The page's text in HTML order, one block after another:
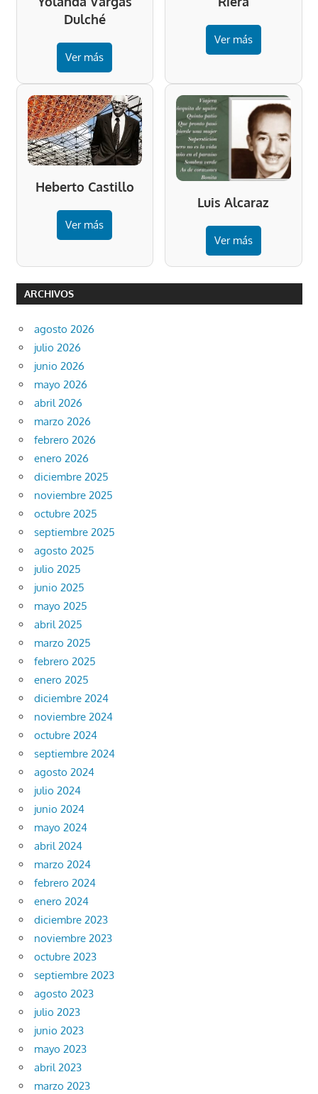
Dulché
Ver más
Ver más
Heberto Castillo
Ver más
Luis Alcaraz
Ver más
ARCHIVOS
agosto 2026
julio 2026
junio 2026
mayo 2026
abril 2026
marzo 2026
febrero 2026
enero 2026
diciembre 2025
noviembre 2025
octubre 2025
septiembre 2025
agosto 2025
julio 2025
junio 2025
mayo 2025
abril 2025
marzo 2025
febrero 2025
enero 2025
diciembre 2024
noviembre 2024
octubre 2024
septiembre 2024
agosto 2024
julio 2024
junio 2024
mayo 2024
abril 2024
marzo 2024
febrero 2024
enero 2024
diciembre 2023
noviembre 2023
octubre 2023
septiembre 2023
agosto 2023
julio 2023
junio 2023
mayo 2023
abril 2023
marzo 2023